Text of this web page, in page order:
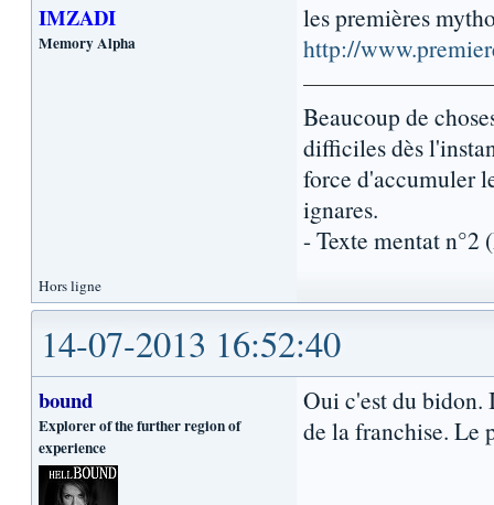
IMZADI
Memory Alpha
les premières
http://
Beaucoup de
difficiles dès
force d'accumuler
ignares.
- Texte mentat n°2
Hors ligne
14-07-2013 16:52:40
bound
Explorer of the further region of
experience
Oui c'est du bidon.
de la franchise. Le